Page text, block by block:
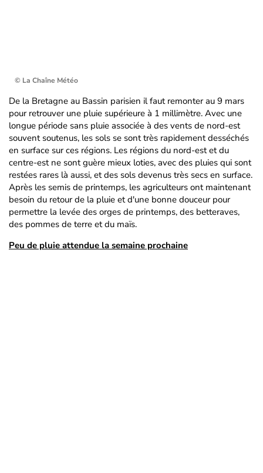
© La Chaîne Météo
De la Bretagne au Bassin parisien il faut remonter au 9 mars
pour retrouver une pluie supérieure à 1 millimètre. Avec une
longue période sans pluie associée à des vents de nord-est
souvent soutenus, les sols se sont très rapidement desséchés
en surface sur ces régions. Les régions du nord-est et du
centre-est ne sont guère mieux loties, avec des pluies qui sont
restées rares là aussi, et des sols devenus très secs en surface.
Après les semis de printemps, les agriculteurs ont maintenant
besoin du retour de la pluie et d'une bonne douceur pour
permettre la levée des orges de printemps, des betteraves,
des pommes de terre et du maïs.
Peu de pluie attendue la semaine prochaine